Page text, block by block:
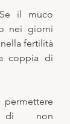
il muco
nei giorni
fertilità
coppia di
di non